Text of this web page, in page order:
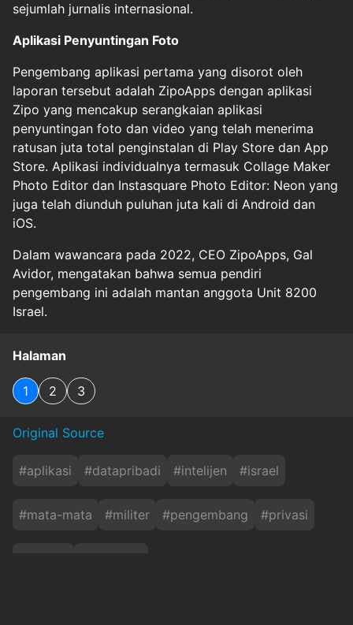
sejumlah jurnalis internasional.
Aplikasi Penyuntingan Foto
Pengembang aplikasi pertama yang disorot oleh
laporan tersebut adalah ZipoApps dengan aplikasi
Zipo yang mencakup serangkaian aplikasi
penyuntingan foto dan video yang telah menerima
ratusan juta total penginstalan di Play Store dan App
Store. Aplikasi individualnya termasuk Collage Maker
Photo Editor dan Instasquare Photo Editor: Neon yang
juga telah diunduh puluhan juta kali di Android dan
iOS.
Dalam wawancara pada 2022, CEO ZipoApps, Gal
Avidor, mengatakan bahwa semua pendiri
pengembang ini adalah mantan anggota Unit 8200
Israel.
Halaman
1 2 3
Original Source
#aplikasi #datapribadi #intelijen #israel
#mata-mata #militer #pengembang #privasi